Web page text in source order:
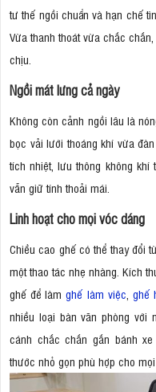
tư thế ngồi chuẩn và hạn chế
Vừa thanh thoát vừa chắc
chịu.
Ngồi mát lưng cả ngày
Không còn cảnh ngồi lâu là
bọc vải lưới thoáng khí vừa
tích nhiệt, lưu thông không khí
vẫn giữ tính thoải mái.
Linh hoạt cho mọi vóc dáng
Chiều cao ghế có thể thay đổi
một thao tác nhẹ nhàng. Kích
ghế để làmghế làm việc ghế
nhiều loại bàn văn phòng với
cánh chắc chắn gắn bánh
thước nhỏ gọn phù hợp cho